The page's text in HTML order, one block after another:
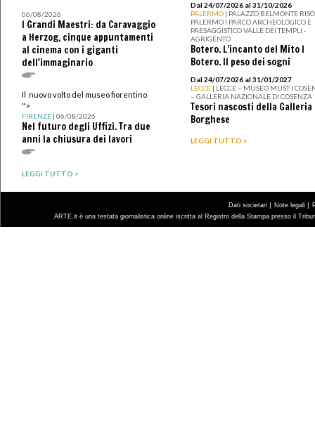
06/08/2026
I Grandi Maestri: da Caravaggio
a Herzog, cinque appuntamenti
al cinema con i giganti
dell'immaginario
Il nuovo volto del museo fiorentino
">
FIRENZE | 06/08/2026
Nel futuro degli Uffizi. Tra due
anni la chiusura dei lavori
LEGGI TUTTO >
Dal 24/07/2026 al 31/10/2026
PALERMO | PALAZZO BELMONTE
PALERMO I PARCO ARCHEOLOGICO E
PAESAGGISTICO VALLE DEI TEMPLI -
AGRIGENTO
Botero. L’incanto del Mito I
Botero. Il peso dei sogni
Dal 24/07/2026 al 31/01/2027
LECCE | LECCE – MUSEO MUST I
– GALLERIA NAZIONALE DI COSENZA
Tesori nascosti della Galleria
Borghese
LEGGI TUTTO >
Dati societari | Note legali |
ARTE.it è una testata giornalistica online iscritta al Registro della Stampa presso il